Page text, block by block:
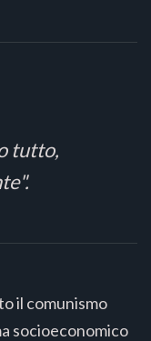
tutto,
il comunismo
socioeconomico